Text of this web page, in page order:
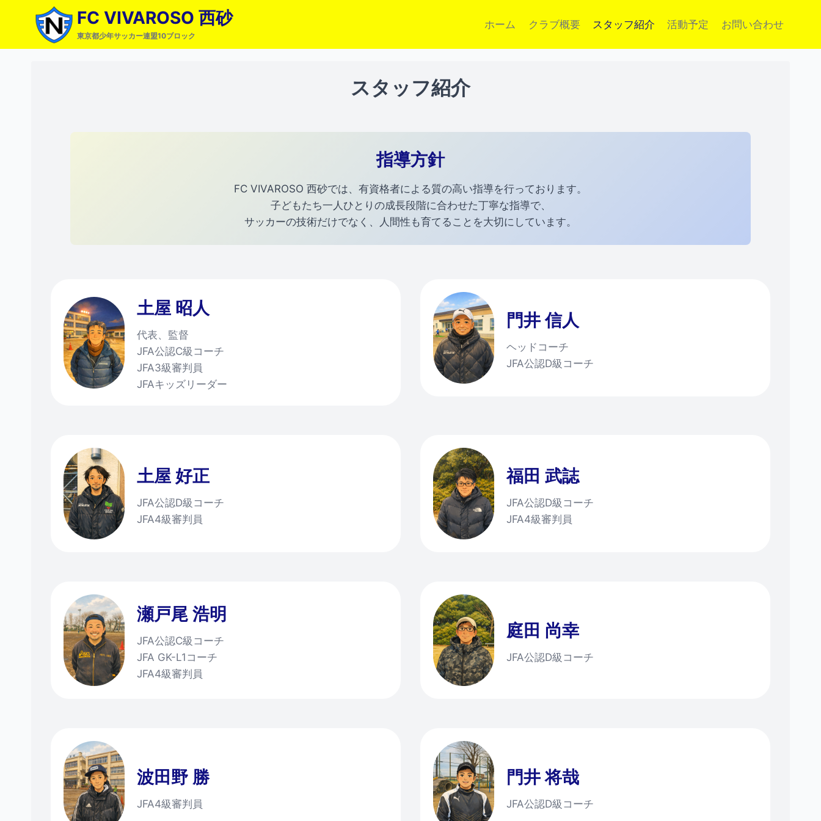
FC VIVAROSO 西砂
東京都少年サッカー連盟10ブロック
ホーム クラブ概要 スタッフ紹介 活動予定 お問い合わせ
スタッフ紹介
指導方針
FC VIVAROSO 西砂では、有資格者による質の高い指導を行っております。
子どもたち一人ひとりの成長段階に合わせた丁寧な指導で、
サッカーの技術だけでなく、人間性も育てることを大切にしています。
土屋 昭人
代表、監督
JFA公認C級コーチ
JFA3級審判員
JFAキッズリーダー
門井 信人
ヘッドコーチ
JFA公認D級コーチ
土屋 好正
JFA公認D級コーチ
JFA4級審判員
福田 武誌
JFA公認D級コーチ
JFA4級審判員
瀬戸尾 浩明
JFA公認C級コーチ
JFA GK-L1コーチ
JFA4級審判員
庭田 尚幸
JFA公認D級コーチ
波田野 勝
JFA4級審判員
門井 将哉
JFA公認D級コーチ